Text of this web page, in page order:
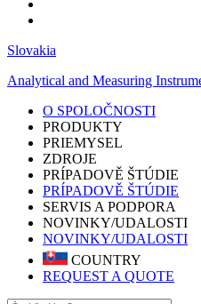
Slovakia
Analytical and Measuring
O SPOLOČNOSTI
PRODUKTY
PRIEMYSEL
ZDROJE
PRÍPADOVĚ ŠTÚDIE
PRÍPADOVĚ ŠTÚDIE
SERVIS A PODPORA
NOVINKY/UDALOSTI
NOVINKY/UDALOSTI
COUNTRY
REQUEST A QUOTE